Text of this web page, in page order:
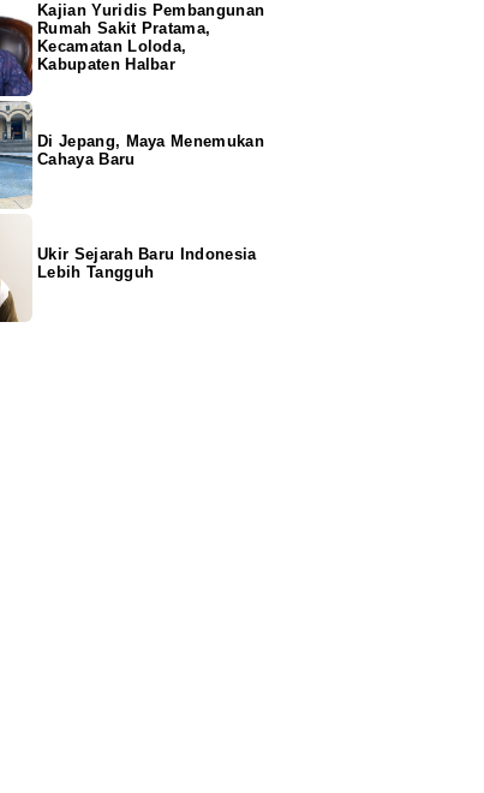
Kajian Yuridis Pembangunan
Rumah Sakit Pratama,
Kecamatan Loloda,
Kabupaten Halbar
Di Jepang, Maya Menemukan
Cahaya Baru
Ukir Sejarah Baru Indonesia
Lebih Tangguh